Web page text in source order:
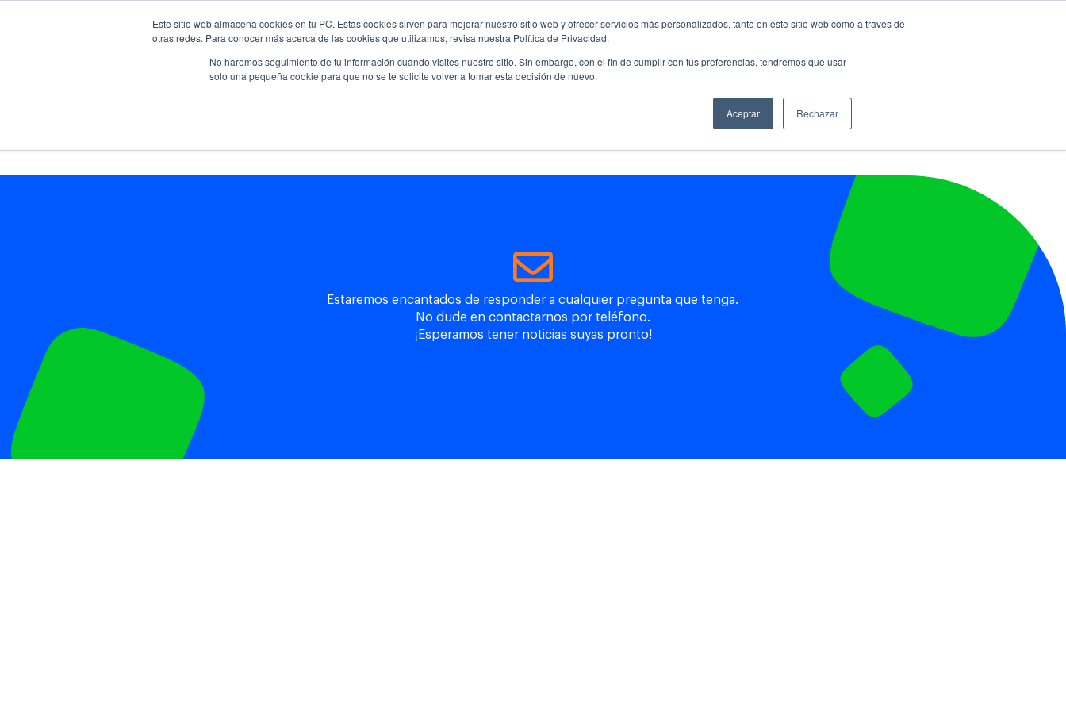
Este sitio web almacena cookies en tu PC. Estas cookies sirven para mejorar nuestro sitio web y ofrecer servicios más personalizados, tanto en este sitio web como a través de
otras redes. Para conocer más acerca de las cookies que utilizamos, revisa nuestra Política de Privacidad.
No haremos seguimiento de tu información cuando visites nuestro sitio. Sin embargo, con el fin de cumplir con tus preferencias, tendremos que usar
solo una pequeña cookie para que no se te solicite volver a tomar esta decisión de nuevo.
Aceptar Rechazar
Gracias por su interés
Estaremos encantados de responder a cualquier pregunta que tenga.
No dude en contactarnos por teléfono.
¡Esperamos tener noticias suyas pronto!